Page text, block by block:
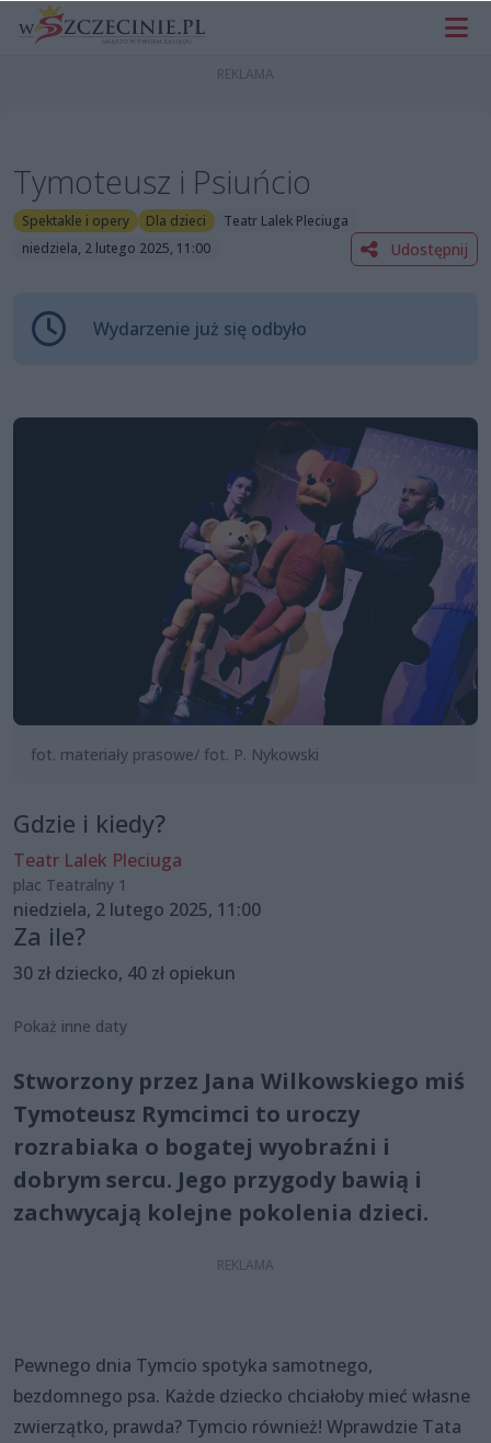
Tymoteusz i Psiuńcio
Spektakle i opery Dla dzieci
Teatr Lalek Pleciuga
niedziela, 2 lutego 2025, 11:00
Udostępnij
Wydarzenie już się odbyło
fot. materiały prasowe/ fot. P. Nykowski
Gdzie i kiedy?
Teatr Lalek Pleciuga
plac Teatralny 1
niedziela, 2 lutego 2025, 11:00
Za ile?
30 zł dziecko, 40 zł opiekun
Pokaż inne daty
Stworzony przez Jana Wilkowskiego miś
Tymoteusz Rymcimci to uroczy
rozrabiaka o bogatej wyobraźni i
dobrym sercu. Jego przygody bawią i
zachwycają kolejne pokolenia dzieci.
Pewnego dnia Tymcio spotyka samotnego,
bezdomnego psa. Każde dziecko chciałoby mieć własne
zwierzątko, prawda? Tymcio również! Wprawdzie Tata